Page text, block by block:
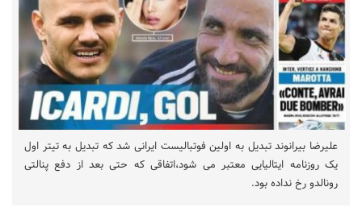
علیرضا بیرانوند تبدیل به اولین فوتبالیست ایرانی شد که تبدیل به تیتر اول
یک روزنامه ایتالیایی معتبر می شود،اتفاقی که حتی بعد از دفع پنالتی
رونالدو رخ نداده بود.